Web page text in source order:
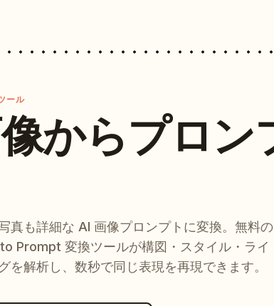
ール
からプロン
真も詳細な AI 画像プロンプトに変換。無料の
Prompt 変換ツールが構図・スタイル・ライ
を解析し、数秒で同じ表現を再現できます。